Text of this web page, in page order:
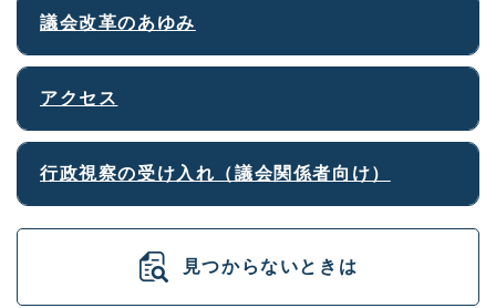
議会改革のあゆみ
アクセス
行政視察の受け入れ（議会関係者向け）
見つからないときは